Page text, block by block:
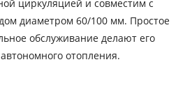
циркуляцией и совместим с
диаметром 60/100 мм. Простое
обслуживание делают его
отопления.